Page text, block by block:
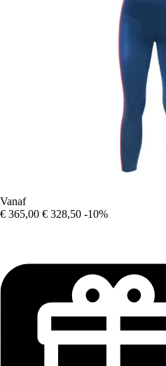
Vanaf
€ 365,00 € 328,50 -10%